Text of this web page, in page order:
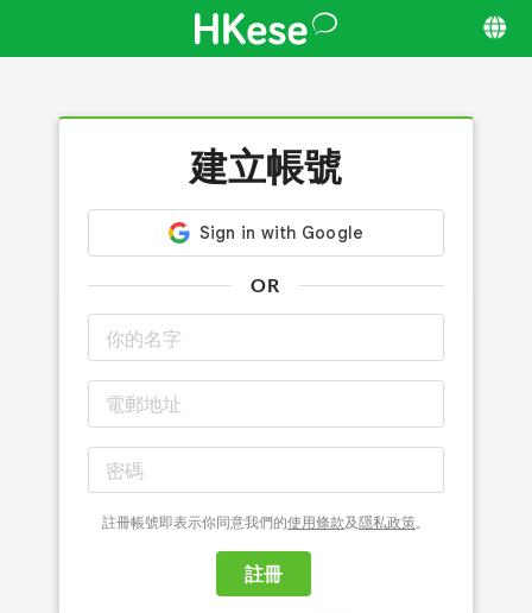
建立帳號
OR
註冊帳號即表示你同意我們的使用條款及隱私政策。
註冊